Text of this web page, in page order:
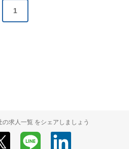
1
求人一覧 をシェアしましょう